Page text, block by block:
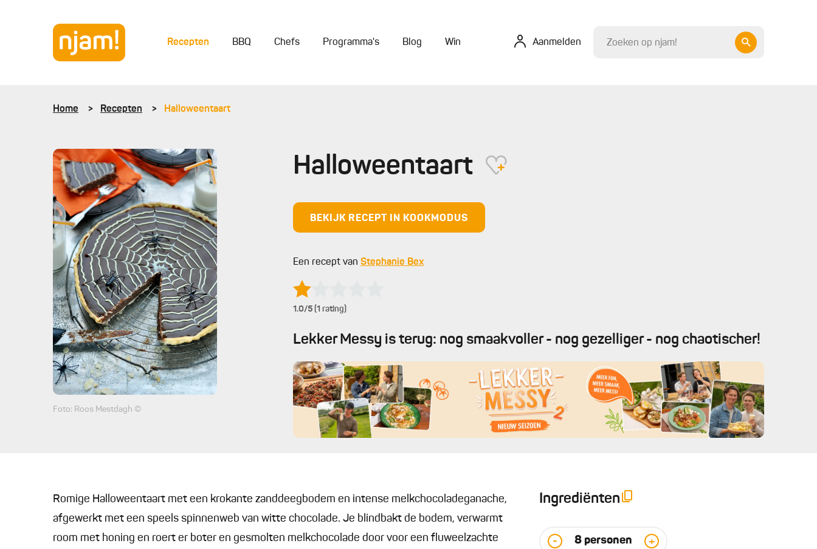
Recepten BBQ Chefs Programma's Blog Win Aanmelden
Home Recepten Halloweentaart
Foto: Roos Mestdagh ©
Halloweentaart
BEKIJK RECEPT IN KOOKMODUS
Een recept van Stephanie Bex
1.0/5 (1 rating)
Lekker Messy is terug: nog smaakvoller - nog gezelliger - nog chaotischer!
Ingrediënten
- 8 personen +
Romige Halloweentaart met een krokante zanddeegbodem en intense melkchocoladeganache,
afgewerkt met een speels spinnenweb van witte chocolade. Je blindbakt de bodem, verwarmt
room met honing en roert er boter en gesmolten melkchocolade door voor een fluweelzachte